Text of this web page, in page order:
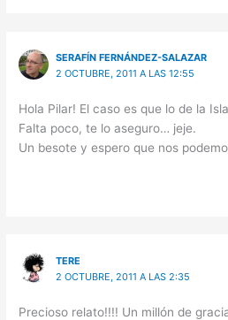
SERAFÍN FERNÁNDEZ-SALAZAR
2 OCTUBRE, 2011 A LAS 12:55
Hola Pilar! El caso es que lo de la
Falta poco, te lo aseguro… jeje.
Un besote y espero que nos
TERE
2 OCTUBRE, 2011 A LAS 2:35
Precioso relato!!!! Un millón de